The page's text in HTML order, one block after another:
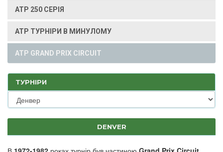
ATP 250 СЕРІЯ
ATP ТУРНІРИ В МИНУЛОМУ
ATP GRAND PRIX CIRCUIT
ТУРНІРИ
DENVER